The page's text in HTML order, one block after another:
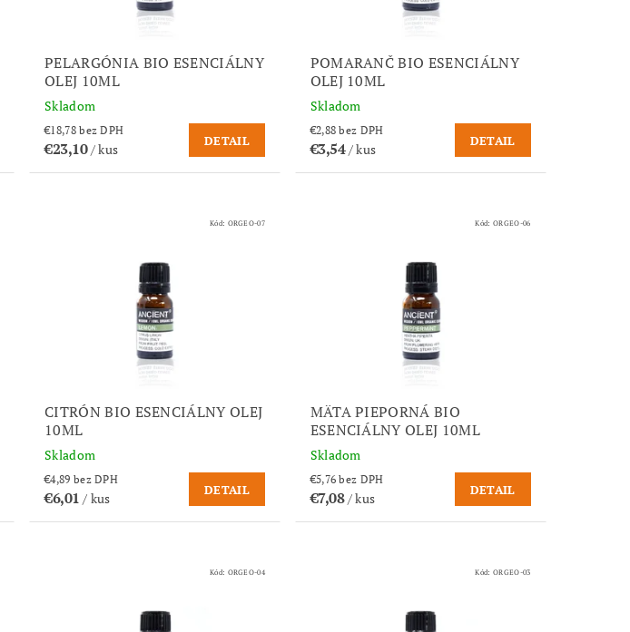
PELARGÓNIA BIO ESENCIÁLNY
OLEJ 10ML
Skladom
€18,78 bez DPH
€23,10/ kus
DETAIL
POMARANČ BIO ESENCIÁLNY
OLEJ 10ML
Skladom
€2,88 bez DPH
€3,54/ kus
DETAIL
Kód: ORGEO-07
CITRÓN BIO ESENCIÁLNY OLEJ
10ML
Skladom
€4,89 bez DPH
€6,01/ kus
DETAIL
Kód:ORGEO-06
MÄTA PIEPORNÁ BIO
ESENCIÁLNY OLEJ 10ML
Skladom
€5,76 bez DPH
€7,08/ kus
DETAIL
Kód: ORGEO-04 Kód:ORGEO-03